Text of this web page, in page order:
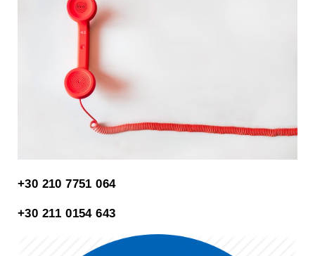
+30 210 7751 064
+30 ‭211 0154 643‬